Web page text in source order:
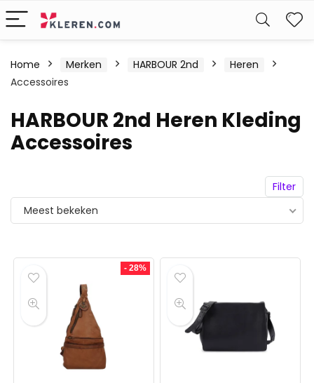
Home Merken HARBOUR 2nd
Heren
Accessoires
HARBOUR 2nd Heren Kleding
Accessoires
Filter
Meest bekeken
- 28%